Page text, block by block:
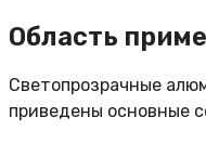
Область
Светопрозрачные
приведены основные